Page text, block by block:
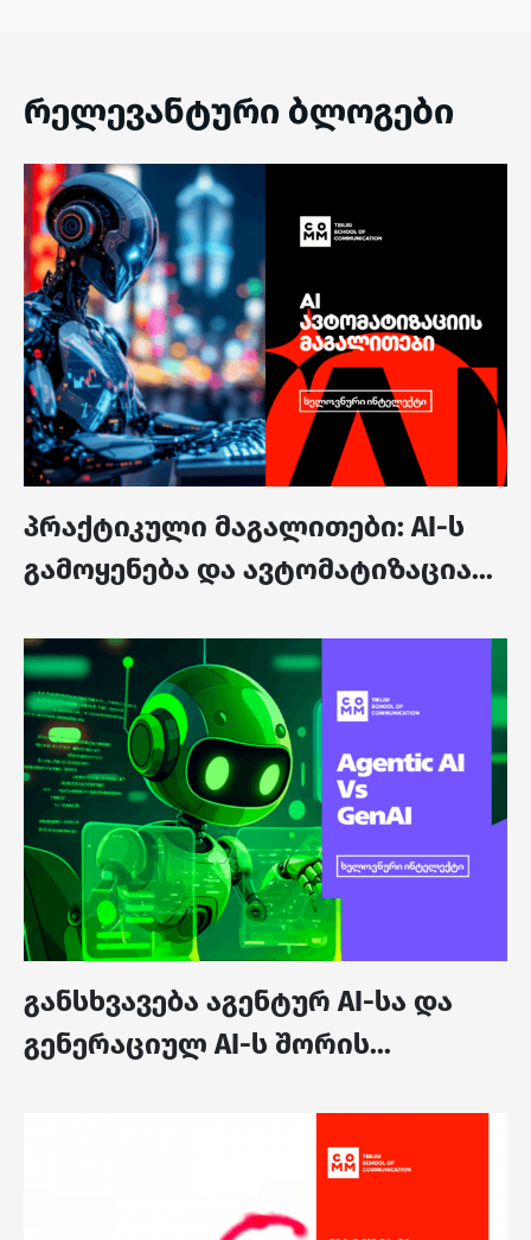
რელევანტური ბლოგები
პრაქტიკული მაგალითები: AI-ს
გამოყენება და ავტომატიზაცია...
განსხვავება აგენტურ AI-სა და
გენერაციულ AI-ს შორის...